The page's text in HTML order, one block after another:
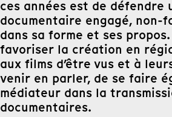
ces années est de défendre
documentaire engagé, non-
dans sa forme et ses
favoriser la création en
aux films d’être vus et à
venir en parler, de se faire
médiateur dans la
documentaires.